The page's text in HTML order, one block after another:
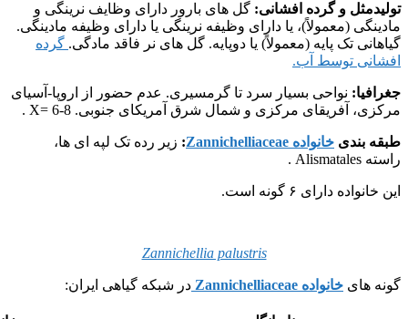
تولیدمثل و گرده افشانی: گل های بارور دارای وظایف نرینگی و
مادینگی (معمولاً)، یا دارای وظیفه نرینگی یا دارای وظیفه مادینگی.
گیاهانی تک پایه (معمولاً) یا دوپایه. گل های نر فاقد مادگی. گرده
افشانی توسط آب.
جغرافیا: نواحی بسیار سرد تا گرمسیری. عدم حضور از اروپا-آسیای
مرکزی، آفریقای مرکزی و شمال شرق آمریکای جنوبی. X= 6-8 .
طبقه بندی خانواده Zannichelliaceae : زیر رده تک لپه ای ها،
راسته Alismatales .
این خانواده دارای ۶ گونه است.
Zannichellia palustris
گونه های خانواده Zannichelliaceae در شبکه گیاهی ایران: